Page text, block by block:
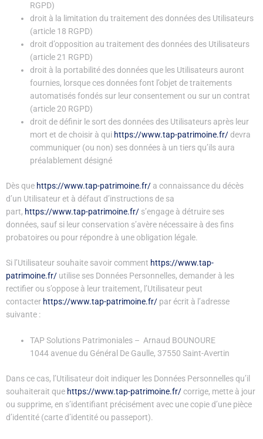
RGPD)
droit à la limitation du traitement des données des Utilisateurs
(article 18 RGPD)
droit d’opposition au traitement des données des Utilisateurs
(article 21 RGPD)
droit à la portabilité des données que les Utilisateurs auront
fournies, lorsque ces données font l’objet de traitements
automatisés fondés sur leur consentement ou sur un contrat
(article 20 RGPD)
droit de définir le sort des données des Utilisateurs après leur
mort et de choisir à qui https://www.tap-patrimoine.fr/devra
communiquer (ou non) ses données à un tiers qu’ils aura
préalablement désigné
Dès que https://www.tap-patrimoine.fr/ a connaissance du décès
d’un Utilisateur et à défaut d’instructions de sa
part, https://www.tap-patrimoine.fr/ s’engage à détruire ses
données, sauf si leur conservation s’avère nécessaire à des fins
probatoires ou pour répondre à une obligation légale.
Si l’Utilisateur souhaite savoir comment https://www.tap-
patrimoine.fr/ utilise ses Données Personnelles, demander à les
rectifier ou s’oppose à leur traitement, l’Utilisateur peut
contacter https://www.tap-patrimoine.fr/ par écrit à l’adresse
suivante :
TAP Solutions Patrimoniales – Arnaud BOUNOURE
1044 avenue du Général De Gaulle, 37550 Saint-Avertin
Dans ce cas, l’Utilisateur doit indiquer les Données Personnelles qu’il
souhaiterait que https://www.tap-patrimoine.fr/corrige, mette à jour
ou supprime, en s’identifiant précisément avec une copie d’une pièce
d’identité (carte d’identité ou passeport).